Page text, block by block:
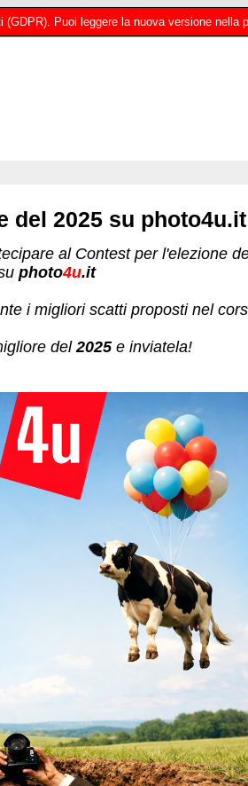
Puoi leggere la nuova versione nella
del 2025 su photo4u.it
al Contest per l'elezione
photo4u.it
i migliori scatti proposti nel
del2025e inviatela!